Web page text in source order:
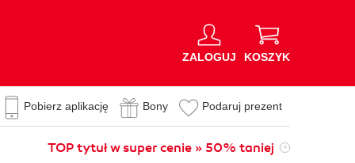
ZALOGUJ KOSZYK
Pobierz aplikację Bony Podaruj prezent
TOP tytuł w super cenie » 50% taniej